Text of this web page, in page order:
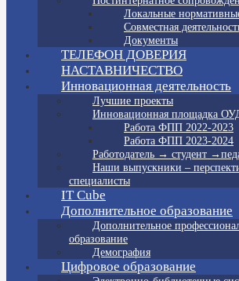
Локальные
Совместная
Документы
ТЕЛЕФОН ДОВЕРИЯ
НАСТАВНИЧЕСТВО
Инновационная деятельность
Лучшие проекты
Инновационная площадка
Работа ФПП 2022-2023
Работа ФПП 2023-2024
Работодатель → студент
Наши выпускники –
специалисты
IT Cube
Дополнительное образование
Дополнительное
образование
Демография
Цифровое образование